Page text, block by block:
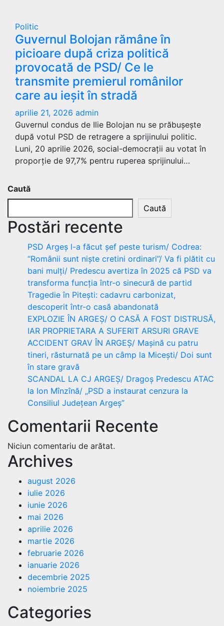
Politic
Guvernul Bolojan rămâne în
picioare după criza politică
provocată de PSD/ Ce le
transmite premierul românilor
care au ieșit în stradă
aprilie 21, 2026 admin
Guvernul condus de Ilie Bolojan nu se prăbușește
după votul PSD de retragere a sprijinului politic.
Luni, 20 aprilie 2026, social-democrații au votat în
proporție de 97,7% pentru ruperea sprijinului…
Caută
Caută
Postări recente
PSD Argeș l-a făcut șef peste turism/ Codrea:
“Românii sunt niște cretini ordinari”/ Va fi plătit cu
bani mulți/ Predescu avertiza în 2025 că PSD va
transforma funcția într-o sinecură de partid
Tragedie în Pitești: cadavru carbonizat,
descoperit într-o casă abandonată
EXPLOZIE ÎN ARGEȘ/ O CASĂ A FOST DISTRUSĂ,
IAR PROPRIETARA A SUFERIT ARSURI GRAVE
ACCIDENT GRAV ÎN ARGEȘ/ Mașină cu patru
tineri, răsturnată pe un câmp la Micești/ Doi sunt
în stare gravă
SCANDAL LA CJ ARGEȘ/ Dragoș Predescu ATAC
la Ion Mînzînă/ „PSD a instaurat cenzura la
Consiliul Județean Argeș”
Comentarii Recente
Niciun comentariu de arătat.
Archives
august 2026
iulie 2026
iunie 2026
mai 2026
aprilie 2026
martie 2026
februarie 2026
ianuarie 2026
decembrie 2025
noiembrie 2025
Categories